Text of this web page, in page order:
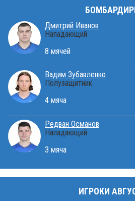
Дмитрий Иванов
Нападающий
8 мячей
Вадим Зубавленко
Полузащитник
4 мяча
Редван Османов
Нападающий
3 мяча
ИГРОКИ